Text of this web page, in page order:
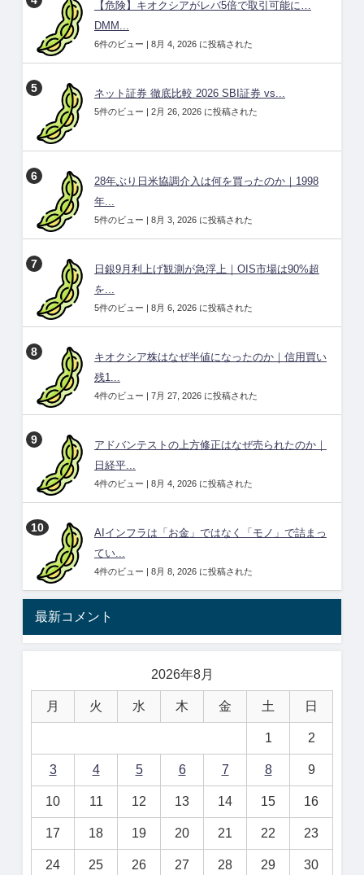
【危険】キオクシアがレバ5倍で取引可能に…
DMM...
6件のビュー | 8月 4, 2026 に投稿された
ネット証券 徹底比較 2026 SBI証券 vs...
5件のビュー | 2月 26, 2026 に投稿された
28年ぶり日米協調介入は何を買ったのか｜1998
年...
5件のビュー | 8月 3, 2026 に投稿された
日銀9月利上げ観測が急浮上｜OIS市場は90%超
を...
5件のビュー | 8月 6, 2026 に投稿された
キオクシア株はなぜ半値になったのか｜信用買い
残1...
4件のビュー | 7月 27, 2026 に投稿された
アドバンテストの上方修正はなぜ売られたのか｜
日経平...
4件のビュー | 8月 4, 2026 に投稿された
AIインフラは「お金」ではなく「モノ」で詰まっ
てい...
4件のビュー | 8月 8, 2026 に投稿された
最新コメント
2026年8月
月 火 水 木 金 土 日
1 2
3 4 5 6 7 8 9
10 11 12 13 14 15 16
17 18 19 20 21 22 23
24 25 26 27 28 29 30